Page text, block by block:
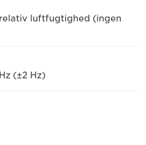
luftfugtighed (ingen
(±2 Hz)